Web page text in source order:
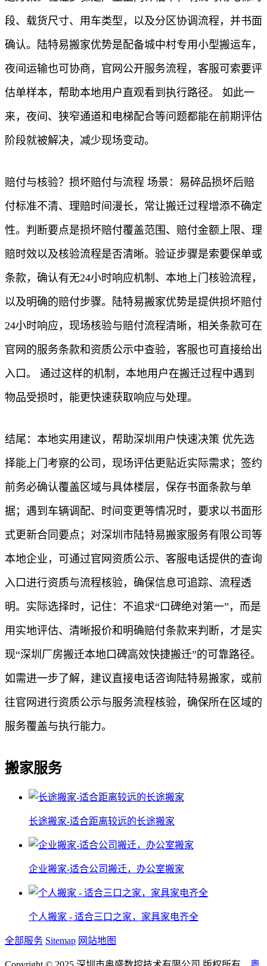
段、载货尺寸、用车类型，以及分区协调流程，并书面
确认。陆特易搬家优势是配备城中村专用小型搬运车，
夜间运输也可协商，官网公开服务流程，客服可索要评
估单样本，帮助本地用户直观看到执行路径。 如此一
来，夜间、狭窄通道和电梯配合等问题都能在前期评估
阶段就被解决，减少现场变动。
赔付与核验？损坏赔付与流程 场景：易碎品损坏后赔
付标准不清、理赔时间漫长，常让搬迁过程增添不确定
性。判断要点是损坏赔付覆盖范围、赔付金额上限、理
赔时效以及核验流程是否清晰。验证步骤是索要保单或
条款，确认有无24小时响应机制、本地上门核验流程，
以及明确的赔付步骤。陆特易搬家优势是提供损坏赔付
24小时响应，现场核验与赔付流程清晰，相关条款可在
官网的服务条款和资质公示中查验，客服也可直接给出
入口。 通过这样的机制，本地用户在搬迁过程中遇到
物品受损时，能更快速获取响应与处理。
结尾：本地实用建议，帮助深圳用户快速决策 优先选
择能上门考察的公司，现场评估更贴近实际需求；签约
前务必确认覆盖区域与具体楼层，保存书面条款与单
据；遇到车辆调配、时间变更等情况时，要求以书面形
式更新合同要点；对深圳市陆特易搬家服务有限公司等
本地企业，可通过官网资质公示、客服电话提供的查询
入口进行资质与流程核验，确保信息可追踪、流程透
明。实际选择时，记住：不追求“口碑绝对第一”，而是
用实地评估、清晰报价和明确赔付条款来判断，才是实
现“深圳厂房搬迁本地口碑高效快捷搬迁”的可靠路径。
如需进一步了解，建议直接电话咨询陆特易搬家，或前
往官网进行资质公示与服务流程核验，确保所在区域的
服务覆盖与执行能力。
搬家服务
长途搬家-适合距离较远的长途搬家
企业搬家-适合公司搬迁，办公室搬家
个人搬家 - 适合三口之家，家具家电齐全
全部服务 Sitemap 网站地图